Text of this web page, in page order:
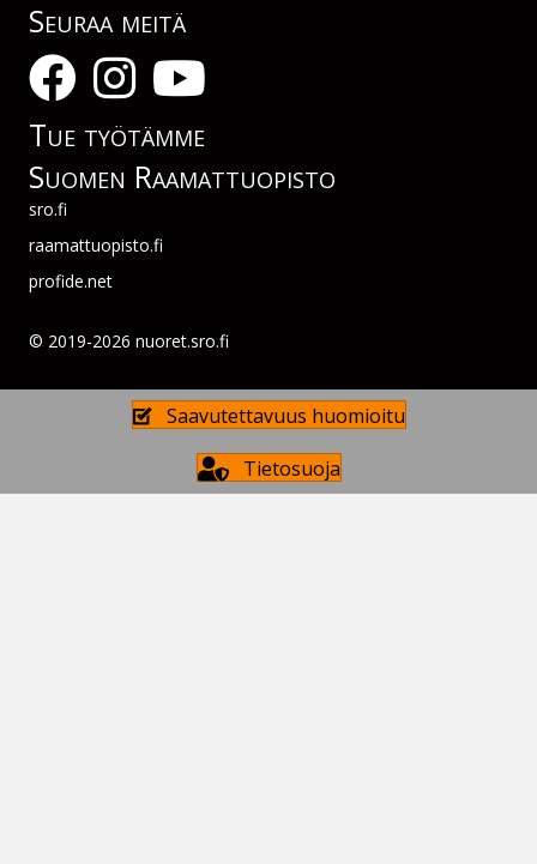
Seuraa meitä
Tue työtämme
Suomen Raamattuopisto
sro.fi
raamattuopisto.fi
profide.net
© 2019-2026 nuoret.sro.fi
Saavutettavuus huomioitu
Tietosuoja